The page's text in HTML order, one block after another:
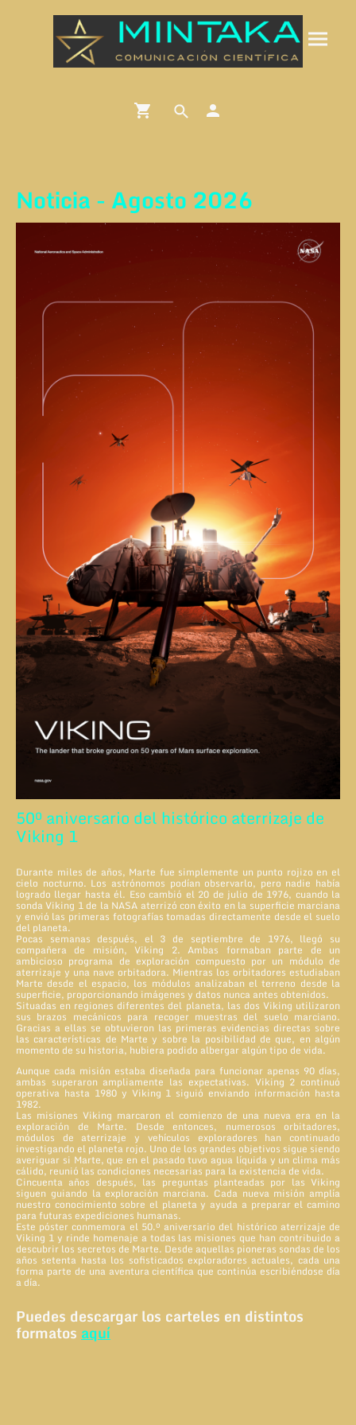
Noticia - Agosto 2026
50º aniversario del histórico aterrizaje de
Viking 1
Durante miles de años, Marte fue simplemente un punto rojizo en el
cielo nocturno. Los astrónomos podían observarlo, pero nadie había
logrado llegar hasta él. Eso cambió el 20 de julio de 1976, cuando la
sonda Viking 1 de la NASA aterrizó con éxito en la superficie marciana
y envió las primeras fotografías tomadas directamente desde el suelo
del planeta.
Pocas semanas después, el 3 de septiembre de 1976, llegó su
compañera de misión, Viking 2. Ambas formaban parte de un
ambicioso programa de exploración compuesto por un módulo de
aterrizaje y una nave orbitadora. Mientras los orbitadores estudiaban
Marte desde el espacio, los módulos analizaban el terreno desde la
superficie, proporcionando imágenes y datos nunca antes obtenidos.
Situadas en regiones diferentes del planeta, las dos Viking utilizaron
sus brazos mecánicos para recoger muestras del suelo marciano.
Gracias a ellas se obtuvieron las primeras evidencias directas sobre
las características de Marte y sobre la posibilidad de que, en algún
momento de su historia, hubiera podido albergar algún tipo de vida.
Aunque cada misión estaba diseñada para funcionar apenas 90 días,
ambas superaron ampliamente las expectativas. Viking 2 continuó
operativa hasta 1980 y Viking 1 siguió enviando información hasta
1982.
Las misiones Viking marcaron el comienzo de una nueva era en la
exploración de Marte. Desde entonces, numerosos orbitadores,
módulos de aterrizaje y vehículos exploradores han continuado
investigando el planeta rojo. Uno de los grandes objetivos sigue siendo
averiguar si Marte, que en el pasado tuvo agua líquida y un clima más
cálido, reunió las condiciones necesarias para la existencia de vida.
Cincuenta años después, las preguntas planteadas por las Viking
siguen guiando la exploración marciana. Cada nueva misión amplía
nuestro conocimiento sobre el planeta y ayuda a preparar el camino
para futuras expediciones humanas.
Este póster conmemora el 50.º aniversario del histórico aterrizaje de
Viking 1 y rinde homenaje a todas las misiones que han contribuido a
descubrir los secretos de Marte. Desde aquellas pioneras sondas de los
años setenta hasta los sofisticados exploradores actuales, cada una
forma parte de una aventura científica que continúa escribiéndose día
a día.
Puedes descargar los carteles en distintos
formatos aquí